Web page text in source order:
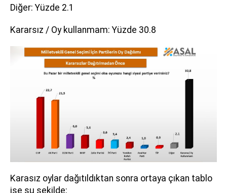
Diğer: Yüzde 2.1
Kararsız / Oy kullanmam: Yüzde 30.8
Karasız oylar dağıtıldıktan sonra ortaya çıkan tablo
ise şu şekilde: